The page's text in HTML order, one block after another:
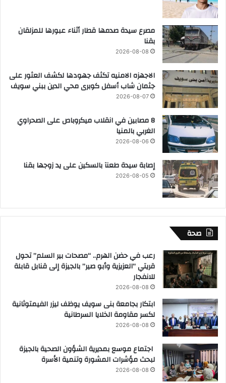
مصرع سيدة صدمها قطار أثناء عبورها للمزلقان
بقنا
2026-08-08
الاجهزه الامنيه تكثف جهودها لكشف العثور على
جثمان شاب أسفل كوبرى محي الدين ببني سويف
2026-08-07
8 مصابين في انقلاب ميكروباص على الصحراوي
الغربي بالمنيا
2026-08-06
إصابة سيدة طعنآ بالسكين على يد زوجها بقنا
2026-08-05
صحة
رعب في حضن الهرم.. “مصحات بير السلم” تحول
قريتي “العزيزية وأبو صير” بالجيزة إلى قنابل قابلة
للانفجار
2026-08-08
ابتكار بجامعة بنى سويف يوظف ليزر الفيمتوثانية
لكسر مقاومة الخلايا السرطانية
2026-08-08
اجتماع موسع بمديرية الشؤون الصحية بالجيزة
لبحث مؤشرات المشورة وتنمية الأسرة
2026-08-08